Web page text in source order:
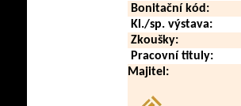
Bonitační kód:
Kl./sp. výstava:
Zkoušky:
Pracovní tituly:
Majitel: